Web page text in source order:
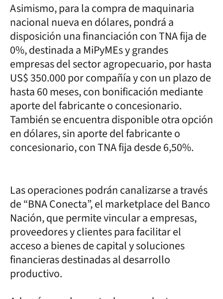
Asimismo, para la compra de maquinaria
nacional nueva en dólares, pondrá a
disposición una financiación con TNA fija de
0%, destinada a MiPyMEs y grandes
empresas del sector agropecuario, por hasta
US$ 350.000 por compañía y con un plazo de
hasta 60 meses, con bonificación mediante
aporte del fabricante o concesionario.
También se encuentra disponible otra opción
en dólares, sin aporte del fabricante o
concesionario, con TNA fija desde 6,50%.
Las operaciones podrán canalizarse a través
de “BNA Conecta”, el marketplace del Banco
Nación, que permite vincular a empresas,
proveedores y clientes para facilitar el
acceso a bienes de capital y soluciones
financieras destinadas al desarrollo
productivo.